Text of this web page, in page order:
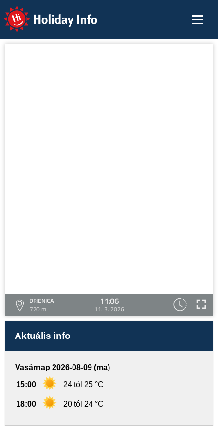
Holiday Info
DRIENICA
720 m
11:06
11. 3. 2026
Aktuális info
Vasárnap 2026-08-09 (ma)
15:00 24 tól 25 °C
18:00 20 tól 24 °C